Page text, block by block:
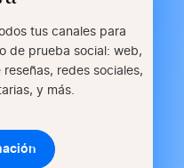
tus canales para
de prueba social: web,
redes sociales,
y más.